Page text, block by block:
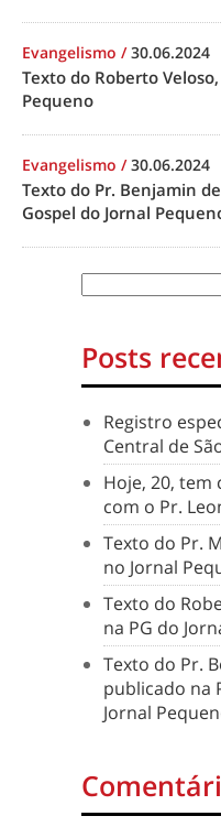
Evangelismo /30.06.2024
Texto do Roberto
Pequeno
Evangelismo /30.06.2024
Texto do Pr. Benjamin
Gospel do Jornal
Posts
Registro
Central de
Hoje, 20, tem
com o Pr.
Texto do Pr.
no Jornal
Texto do
na PG do
Texto do Pr.
publicado na
Jornal